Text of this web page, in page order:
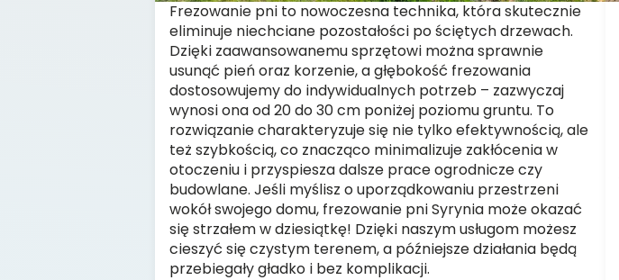
Frezowanie pni to nowoczesna technika, która skutecznie
eliminuje niechciane pozostałości po ściętych drzewach.
Dzięki zaawansowanemu sprzętowi można sprawnie
usunąć pień oraz korzenie, a głębokość frezowania
dostosowujemy do indywidualnych potrzeb – zazwyczaj
wynosi ona od 20 do 30 cm poniżej poziomu gruntu. To
rozwiązanie charakteryzuje się nie tylko efektywnością, ale
też szybkością, co znacząco minimalizuje zakłócenia w
otoczeniu i przyspiesza dalsze prace ogrodnicze czy
budowlane. Jeśli myślisz o uporządkowaniu przestrzeni
wokół swojego domu, frezowanie pni Syrynia może okazać
się strzałem w dziesiątkę! Dzięki naszym usługom możesz
cieszyć się czystym terenem, a późniejsze działania będą
przebiegały gładko i bez komplikacji.